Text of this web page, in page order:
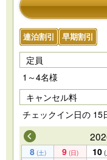
連泊割引 早期割引
定員
1～4名様
キャンセル料
チェックイン日の 15
8 (土) 9 (日) 10